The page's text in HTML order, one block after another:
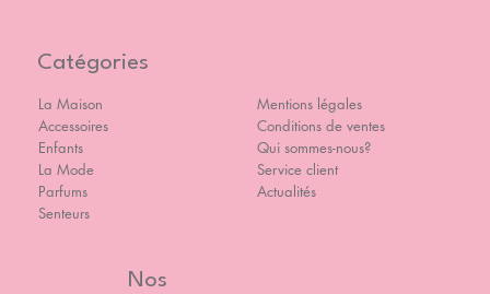
Catégories
La Maison
Accessoires
Enfants
La Mode
Parfums
Senteurs
Mentions légales
Conditions de ventes
Qui sommes-nous?
Service client
Actualités
Nos